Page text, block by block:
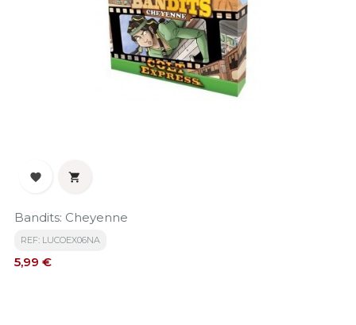
 
Bandits: Cheyenne
REF: LUCOEX06NA
Precio
5,99 €